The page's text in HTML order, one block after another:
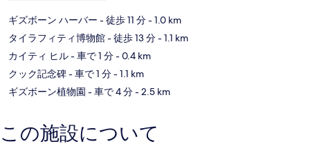
ギズボーン ハーバー - 徒歩 11 分- 1.0 km
タイラフィティ博物館- 徒歩 13 分- 1.1 km
カイティ ヒル- 車で 1 分- 0.4 km
クック記念碑- 車で 1 分- 1.1 km
ギズボーン植物園 - 車で 4 分- 2.5 km
この施設について